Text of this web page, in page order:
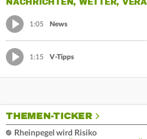
NACHRICHTEN, WETTER,
1:05 News
1:15 V-Tipps
THEMEN-TICKER
Rheinpegel wird Risiko